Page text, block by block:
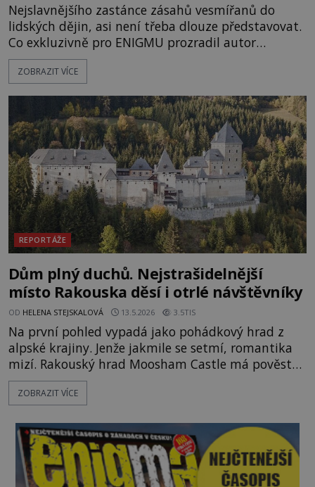
Nejslavnějšího zastánce zásahů vesmířanů do
lidských dějin, asi není třeba dlouze představovat.
Co exkluzivně pro ENIGMU prozradil autor
Vzpomínek na budoucnost, švýcarský badatel
Erich von Däniken? Orbitální stanice Viking 1
je umělá družice od povrchu Marsu vzdálena asi
1873 kilometrů, nachá
ZOBRAZIT VÍCE
REPORTÁŽE
Dům plný duchů. Nejstrašidelnější
místo Rakouska děsí i otrlé návštěvníky
OD HELENA STEJSKALOVÁ 13.5.2026 3.5TIS
Na první pohled vypadá jako pohádkový hrad z
alpské krajiny. Jenže jakmile se setmí, romantika
mizí. Rakouský hrad Moosham Castle má pověst
nejděsivějšího domu v celé zemi. Lidé tu údajně
slyší kroky v prázdných chodbách, šeptání ze zdí i
temná minulost mohla zanechat něco, co se
dodnes nepodařilo vysvětlit. Kamenný hrad stojí v
horách Salcburska u
ZOBRAZIT VÍCE